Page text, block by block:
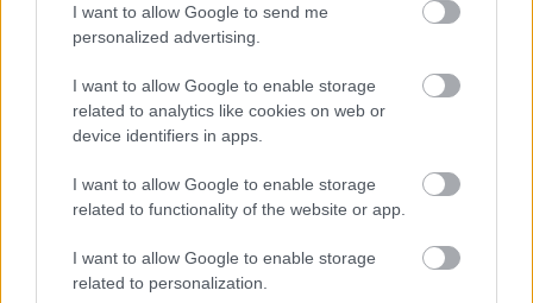
I want to allow Google to send me
personalized advertising.
I want to allow Google to enable storage
related to analytics like cookies on web or
device identifiers in apps.
I want to allow Google to enable storage
related to functionality of the website or app.
I want to allow Google to enable storage
related to personalization.
magyar jégkorongsport egyik meghatározó alappillére méltó
otthonra talált az új multifunkcionális csarnokban. A
süllyesztett küzdőtéren jégmentes rendezvények esetén a
jégfelületet takaró burkolattal lehet a jég leolvasztása nélkül,
más nem jeges rendezvényeket lebonyolítani. A nézőtér 6000
fős és bővíthető. Az aréna a városból könnyen megközelíthető,
az épületben tágas közlekedő terek fogadják az érkezőket, ahol
a funkcionálisan szükséges helyiségek és terek átgondoltan
magas minőségi színvonalon kerültek kialakításra. Az épület
egészében, szerkezeti és építészet kialakításával, környezetbarát,